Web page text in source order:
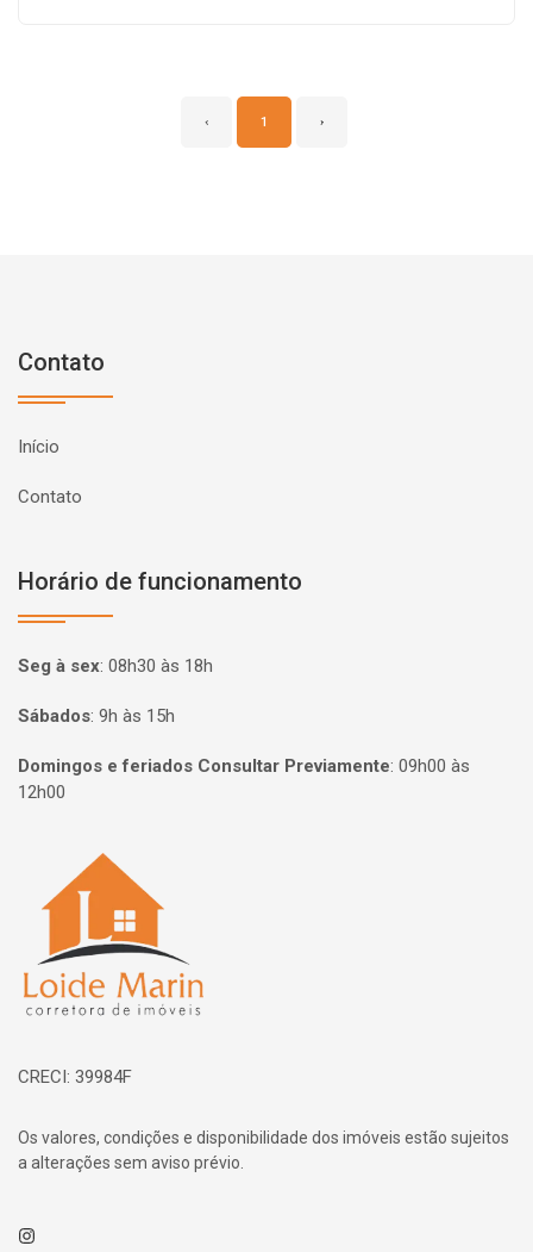
‹ 1 ›
Contato
Início
Contato
Horário de funcionamento
Seg à sex: 08h30 às 18h
Sábados: 9h às 15h
Domingos e feriados Consultar Previamente: 09h00 às
12h00
Página inicial
CRECI: 39984F
Os valores, condições e disponibilidade dos imóveis estão sujeitos
a alterações sem aviso prévio.
Instagram